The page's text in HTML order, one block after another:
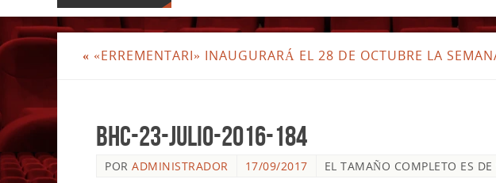
« «ERREMENTARI» INAUGURARÁ EL 28 DE OCTUBRE LA
BHC-23-julio-2016-184
POR ADMINISTRADOR 17/09/2017 EL TAMAÑO COMPLETO ES DE